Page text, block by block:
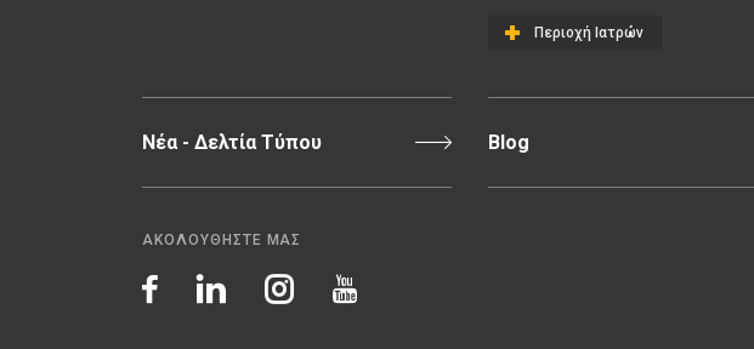
Περιοχή Ιατρών
Νέα - Δελτία Τύπου Blog
ΑΚΟΛΟΥΘΗΣΤΕ ΜΑΣ